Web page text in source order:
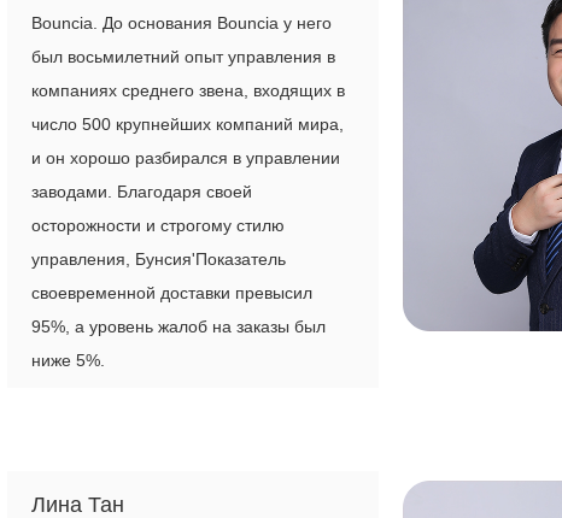
Bouncia. До основания Bouncia у него
был восьмилетний опыт управления в
компаниях среднего звена, входящих в
число 500 крупнейших компаний мира,
и он хорошо разбирался в управлении
заводами. Благодаря своей
осторожности и строгому стилю
управления, Бунсия'Показатель
своевременной доставки превысил
95%, а уровень жалоб на заказы был
ниже 5%.
Лина Тан